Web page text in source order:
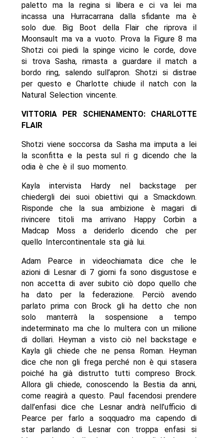
paletto ma la regina si libera e ci va lei ma
incassa una Hurracarrana dalla sfidante ma è
solo due. Big Boot della Flair che riprova il
Moonsault ma va a vuoto. Prova la Figure 8 ma
Shotzi coi piedi la spinge vicino le corde, dove
si trova Sasha, rimasta a guardare il match a
bordo ring, salendo sull’apron. Shotzi si distrae
per questo e Charlotte chiude il natch con la
Natural Selection vincente.
VITTORIA PER SCHIENAMENTO: CHARLOTTE
FLAIR
Shotzi viene soccorsa da Sasha ma imputa a lei
la sconfitta e la pesta sul ri g dicendo che la
odia è che è il suo momento.
Kayla intervista Hardy nel backstage per
chiedergli dei suoi obiettivi qui a Smackdown.
Risponde che la sua ambizione è magari di
rivincere titoli ma arrivano Happy Corbin a
Madcap Moss a deriderlo dicendo che per
quello Intercontinentale sta già lui.
Adam Pearce in videochiamata dice che le
azioni di Lesnar di 7 giorni fa sono disgustose e
non accetta di aver subito ciò dopo quello che
ha dato per la federazione. Perciò avendo
parlato prima con Brock gli ha detto che non
solo manterrà la sospensione a tempo
indeterminato ma che lo multera con un milione
di dollari. Heyman a visto ciò nel backstage e
Kayla gli chiede che ne pensa Roman. Heyman
dice che non gli frega perché non è qui stasera
poiché ha già distrutto tutti compreso Brock.
Allora gli chiede, conoscendo la Bestia da anni,
come reagirà a questo. Paul facendosi prendere
dall’enfasi dice che Lesnar andrà nell’ufficio di
Pearce per farlo a soqquadro ma capendo di
star parlando di Lesnar con troppa enfasi si